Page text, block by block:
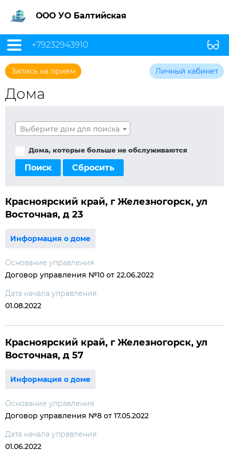
ООО УО Балтийская
+79232943910
Запись на прием Личный кабинет
Дома
Выберите дом для поиска
Дома, которые больше не обслуживаются
Поиск Сбросить
Красноярский край, г Железногорск, ул
Восточная, д 23
Информация о доме
Основание управления
Договор управления №10 от 22.06.2022
Дата начала управления
01.08.2022
Красноярский край, г Железногорск, ул
Восточная, д 57
Информация о доме
Основание управления
Договор управления №8 от 17.05.2022
Дата начала управления
01.06.2022